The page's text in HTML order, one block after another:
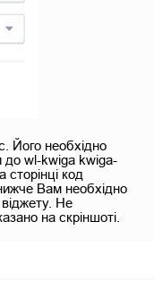
Його необхідно
до wl-kwiga kwiga-
код
Вам необхідно
Не
на скріншоті.